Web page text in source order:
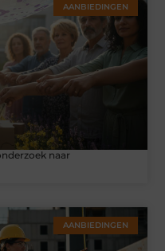
AANBIEDINGEN
naar
AANBIEDINGEN